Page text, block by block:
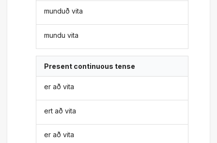
munduð vita
mundu vita
Present continuous tense
er að vita
ert að vita
er að vita